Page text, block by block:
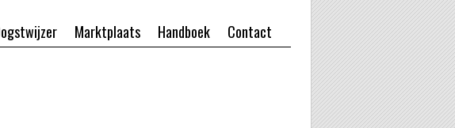
Contact
Handboek
Marktplaats